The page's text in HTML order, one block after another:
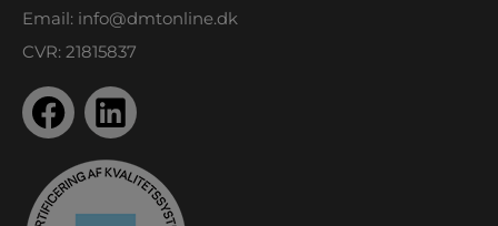
Email: info@dmtonline.dk
CVR: 21815837